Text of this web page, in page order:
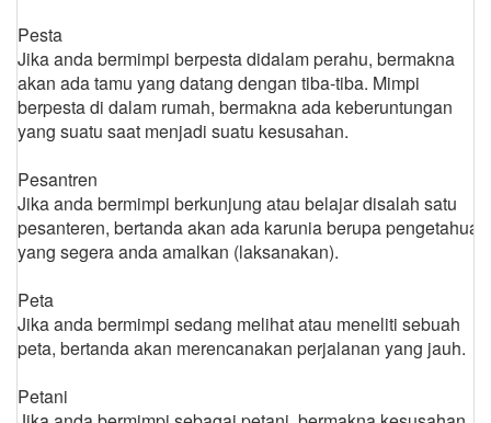
Pesta
Jika anda bermimpi berpesta didalam perahu, bermakna
akan ada tamu yang datang dengan tiba-tiba. Mimpi
berpesta di dalam rumah, bermakna ada keberuntungan
yang suatu saat menjadi suatu kesusahan.
Pesantren
Jika anda bermimpi berkunjung atau belajar disalah satu
pesanteren, bertanda akan ada karunia berupa pengetahuan
yang segera anda amalkan (laksanakan).
Peta
Jika anda bermimpi sedang melihat atau meneliti sebuah
peta, bertanda akan merencanakan perjalanan yang jauh.
Petani